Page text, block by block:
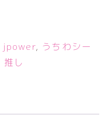
jpower, うちわシー
推し